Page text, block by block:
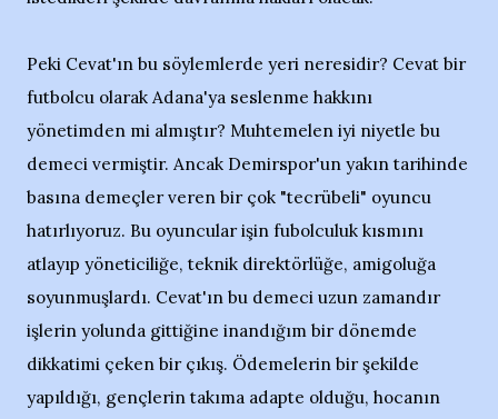
Peki Cevat'ın bu söylemlerde yeri neresidir? Cevat bir
futbolcu olarak Adana'ya seslenme hakkını
yönetimden mi almıştır? Muhtemelen iyi niyetle bu
demeci vermiştir. Ancak Demirspor'un yakın tarihinde
basına demeçler veren bir çok "tecrübeli" oyuncu
hatırlıyoruz. Bu oyuncular işin fubolculuk kısmını
atlayıp yöneticiliğe, teknik direktörlüğe, amigoluğa
soyunmuşlardı. Cevat'ın bu demeci uzun zamandır
işlerin yolunda gittiğine inandığım bir dönemde
dikkatimi çeken bir çıkış. Ödemelerin bir şekilde
yapıldığı, gençlerin takıma adapte olduğu, hocanın